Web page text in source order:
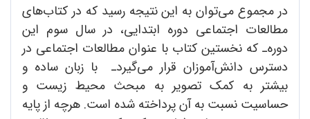
در مجموع می‌توان به این نتیجه رسید که در کتاب‌های
مطالعات اجتماعی دوره ابتدایی، در سال سوم این
دوره‌ـ که نخستین کتاب با عنوان مطالعات اجتماعی در
دسترس دانش‌آموزان قرار می‌گیرد‌ـ با زبان ساده و
بیشتر به کمک تصویر به مبحث محیط زیست و
حساسیت نسبت به آن پرداخته شده است. هرچه از پایه